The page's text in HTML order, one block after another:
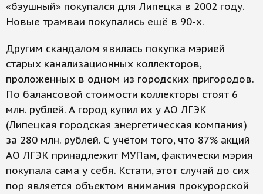
«бэушный» покупался для Липецка в 2002 году.
Новые трамваи покупались ещё в 90-х.
Другим скандалом явилась покупка мэрией
старых канализационных коллекторов,
проложенных в одном из городских пригородов.
По балансовой стоимости коллекторы стоят 6
млн. рублей. А город купил их у АО ЛГЭК
(Липецкая городская энергетическая компания)
за 280 млн. рублей. С учётом того, что 87% акций
АО ЛГЭК принадлежит МУПам, фактически мэрия
покупала сама у себя. Кстати, этот случай до сих
пор является объектом внимания прокурорской